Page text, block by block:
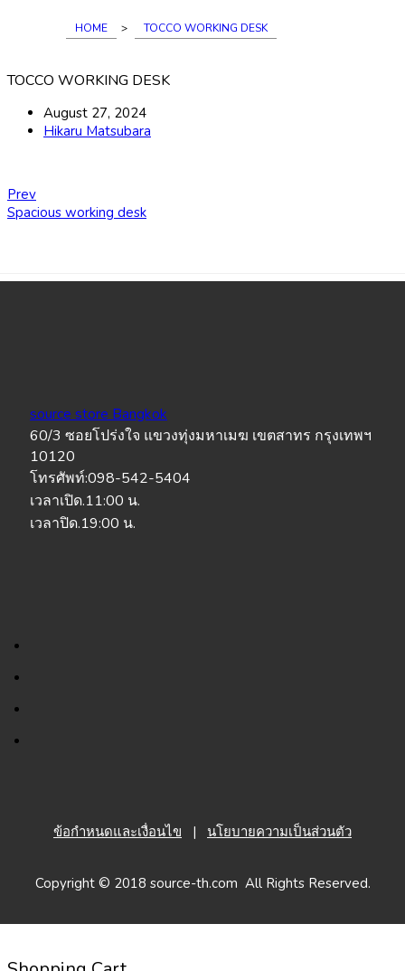
HOME > TOCCO WORKING DESK
TOCCO WORKING DESK
August 27, 2024
Hikaru Matsubara
Prev
Spacious working desk
source store Bangkok
60/3 ซอยโปร่งใจ แขวงทุ่งมหาเมฆ เขตสาทร กรุงเทพฯ
10120
โทรศัพท์:098-542-5404
เวลาเปิด.11:00 น.
เวลาปิด.19:00 น.
ข้อกำหนดและเงื่อนไข | นโยบายความเป็นส่วนตัว
Copyright © 2018 source-th.com All Rights Reserved.